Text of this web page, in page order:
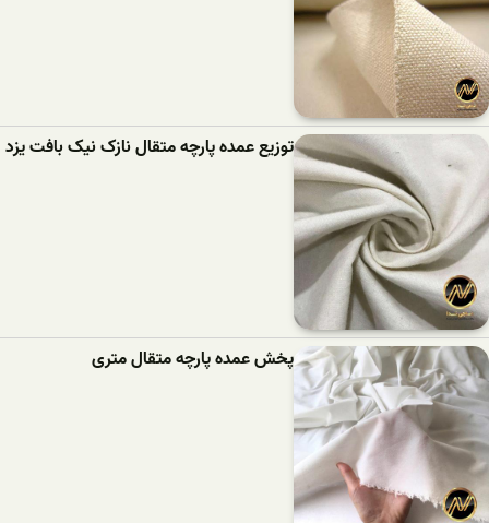
توزیع عمده پارچه متقال نازک نیک بافت یزد
پخش عمده پارچه متقال متری